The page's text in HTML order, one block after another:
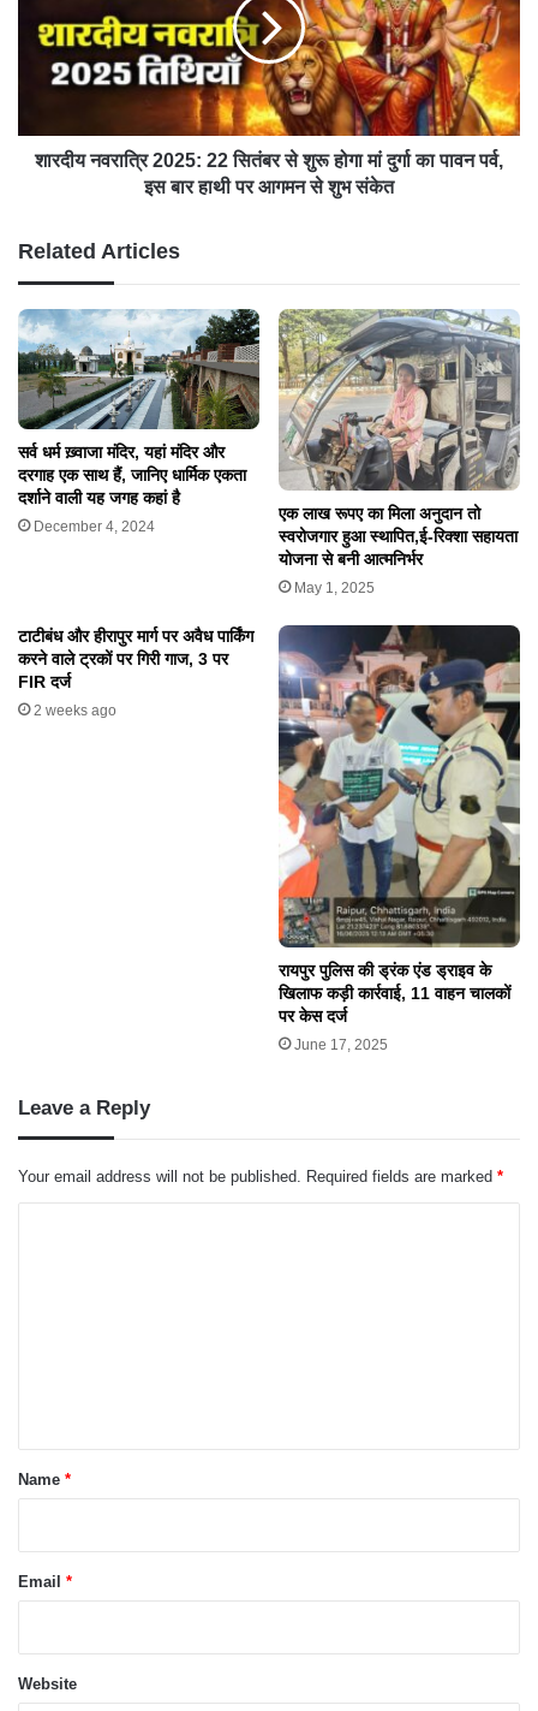
शारदीय नवरात्रि 2025: 22 सितंबर से शुरू होगा मां दुर्गा का पावन पर्व,
इस बार हाथी पर आगमन से शुभ संकेत
Related Articles
सर्व धर्म ख़्वाजा मंदिर, यहां मंदिर और
दरगाह एक साथ हैं, जानिए धार्मिक एकता
दर्शाने वाली यह जगह कहां है
December 4, 2024
एक लाख रूपए का मिला अनुदान तो
स्वरोजगार हुआ स्थापित,ई-रिक्शा सहायता
योजना से बनी आत्मनिर्भर
May 1, 2025
टाटीबंध और हीरापुर मार्ग पर अवैध पार्किंग
करने वाले ट्रकों पर गिरी गाज, 3 पर
FIR दर्ज
2 weeks ago
रायपुर पुलिस की ड्रंक एंड ड्राइव के
खिलाफ कड़ी कार्रवाई, 11 वाहन चालकों
पर केस दर्ज
June 17, 2025
Leave a Reply
Your email address will not be published. Required fields are marked *
*
Name *
Email *
Website